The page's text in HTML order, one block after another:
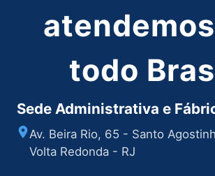
todo
Sede Administrativa e
Av. Beira Rio, 65 - Santo
Volta Redonda - RJ